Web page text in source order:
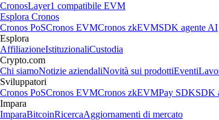
CronosLayer1 compatibile EVM
Esplora Cronos
Cronos PoSCronos EVMCronos zkEVMSDK agente AI
Esplora
AffiliazioneIstituzionaliCustodia
Crypto.com
Chi siamoNotizie aziendaliNovità sui prodottiEventi
Sviluppatori
Cronos PoSCronos EVMCronos zkEVMPay SDKSDK
Impara
ImparaBitcoinRicercaAggiornamenti di mercato